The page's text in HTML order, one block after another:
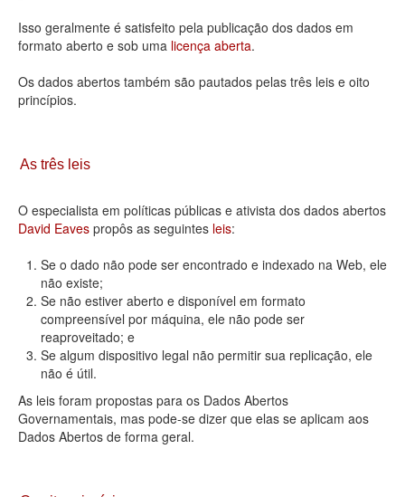
Administração
Legislação
Agenda
Contato
Isso geralmente é satisfeito pela publicação dos dados em
formato aberto e sob uma licença aberta.
Os dados abertos também são pautados pelas três leis e oito
princípios.
As três leis
O especialista em políticas públicas e ativista dos dados abertos
David Eaves propôs as seguintes leis:
Se o dado não pode ser encontrado e indexado na Web, ele
não existe;
Se não estiver aberto e disponível em formato
compreensível por máquina, ele não pode ser
reaproveitado; e
Se algum dispositivo legal não permitir sua replicação, ele
não é útil.
As leis foram propostas para os Dados Abertos
Governamentais, mas pode-se dizer que elas se aplicam aos
Dados Abertos de forma geral.